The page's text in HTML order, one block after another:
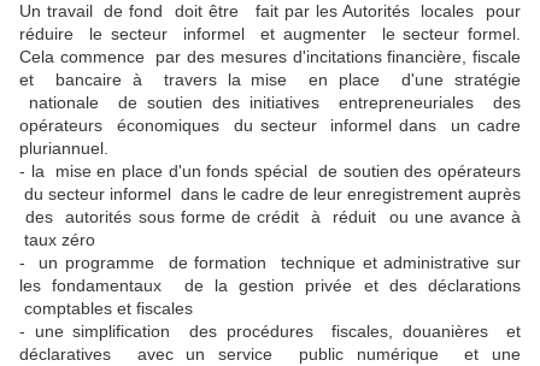
Un travail de fond doit être fait par les Autorités locales pour
réduire le secteur informel et augmenter le secteur formel.
Cela commence par des mesures d'incitations financière, fiscale
et bancaire à travers la mise en place d'une stratégie
nationale de soutien des initiatives entrepreneuriales des
opérateurs économiques du secteur informel dans un cadre
pluriannuel.
- la mise en place d'un fonds spécial de soutien des opérateurs
du secteur informel dans le cadre de leur enregistrement auprès
des autorités sous forme de crédit à réduit ou une avance à
taux zéro
- un programme de formation technique et administrative sur
les fondamentaux de la gestion privée et des déclarations
comptables et fiscales
- une simplification des procédures fiscales, douanières et
déclaratives avec un service public numérique et une